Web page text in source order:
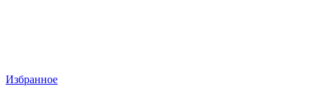
Избранное